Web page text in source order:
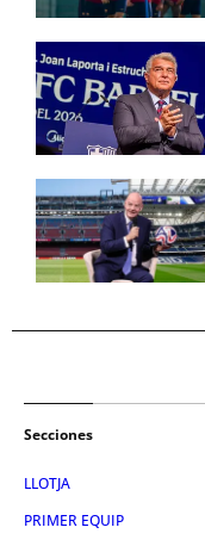
Secciones
LLOTJA
PRIMER EQUIP